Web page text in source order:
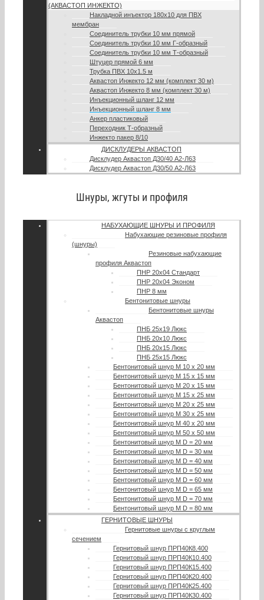
(АКВАСТОП ИНЖЕКТО)
Накладной инъектор 180х10 для ПВХ
мембран
Соединитель трубки 10 мм прямой
Соединитель трубки 10 мм Г-образный
Соединитель трубки 10 мм Т-образный
Штуцер прямой 6 мм
Трубка ПВХ 10х1.5 м
Аквастоп Инжекто 12 мм (комплект 30 м)
Аквастоп Инжекто 8 мм (комплект 30 м)
Инъекционный шланг 12 мм
Инъекционный шланг 8 мм
Анкер пластиковый
Переходник Т-образный
Инжекто пакер 8/10
ДИСКЛУДЕРЫ АКВАСТОП
Дисклудер Аквастоп Д30/40 А2-Л63
Дисклудер Аквастоп Д30/50 А2-Л63
Шнуры, жгуты и профиля
НАБУХАЮЩИЕ ШНУРЫ И ПРОФИЛЯ
Набухающие резиновые профиля
(шнуры)
Резиновые набухающие
профиля Аквастоп
ПНР 20х04 Стандарт
ПНР 20х04 Эконом
ПНР 8 мм
Бентонитовые шнуры
Бентонитовые шнуры
Аквастоп
ПНБ 25х19 Люкс
ПНБ 20х10 Люкс
ПНБ 20х15 Люкс
ПНБ 25х15 Люкс
Бентонитовый шнур М 10 х 20 мм
Бентонитовый шнур М 15 х 15 мм
Бентонитовый шнур М 20 х 15 мм
Бентонитовый шнур М 15 х 25 мм
Бентонитовый шнур М 20 х 25 мм
Бентонитовый шнур М 30 х 25 мм
Бентонитовый шнур М 40 х 20 мм
Бентонитовый шнур М 50 х 50 мм
Бентонитовый шнур М D = 20 мм
Бентонитовый шнур М D = 30 мм
Бентонитовый шнур М D = 40 мм
Бентонитовый шнур М D = 50 мм
Бентонитовый шнур М D = 60 мм
Бентонитовый шнур М D = 65 мм
Бентонитовый шнур М D = 70 мм
Бентонитовый шнур М D = 80 мм
ГЕРНИТОВЫЕ ШНУРЫ
Гернитовые шнуры с круглым
сечением
Гернитовый шнур ПРП40К8.400
Гернитовый шнур ПРП40К10.400
Гернитовый шнур ПРП40К15.400
Гернитовый шнур ПРП40К20.400
Гернитовый шнур ПРП40К25.400
Гернитовый шнур ПРП40К30.400